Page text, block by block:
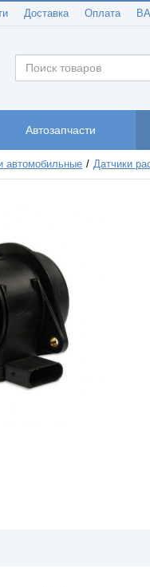
Доставка Оплата
Автозапчасти
автомобильные Датчики